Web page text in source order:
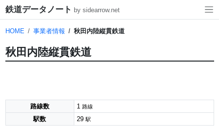
鉄道データノート by sidearrow.net
HOME 事業者情報 秋田内陸縦貫鉄道
秋田内陸縦貫鉄道
路線数 1 路線
駅数 29 駅